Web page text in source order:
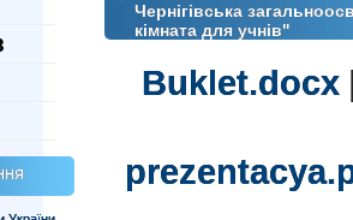
Чернігівська
кімната для учнів"
Buklet.docx